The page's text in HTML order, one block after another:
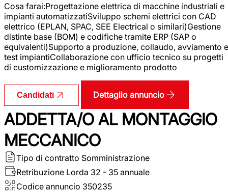
Cosa farai:Progettazione elettrica di macchine industriali e
impianti automatizzatiSviluppo schemi elettrici con CAD
elettrico (EPLAN, SPAC, SEE Electrical o similari)Gestione
distinte base (BOM) e codifiche tramite ERP (SAP o
equivalenti)Supporto a produzione, collaudo, avviamento e
test impiantiCollaborazione con ufficio tecnico su progetti
di customizzazione e miglioramento prodotto
Candidati Dettaglio annuncio
ADDETTA/O AL MONTAGGIO
MECCANICO
Tipo di contratto Somministrazione
Retribuzione Lorda 32 - 35 annuale
Codice annuncio 350235